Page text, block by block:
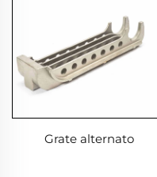
Grate alternato